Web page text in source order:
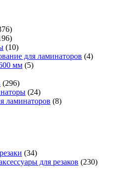
(10)
для ламинаторов (4)
мм (5)
(296)
(24)
ламинаторов (8)
(34)
для резаков (230)